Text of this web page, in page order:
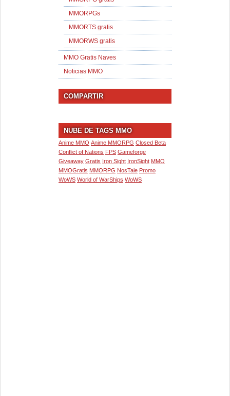
MMORPGs
MMORTS gratis
MMORWS gratis
MMO Gratis Naves
Noticias MMO
COMPARTIR
NUBE DE TAGS MMO
Anime MMO Anime MMORPG Closed Beta
Conflict of Nations FPS Gameforge
Giveaway Gratis Iron Sight IronSight MMO
MMOGratis MMORPG NosTale Promo
WoWS World of WarShips WoWS